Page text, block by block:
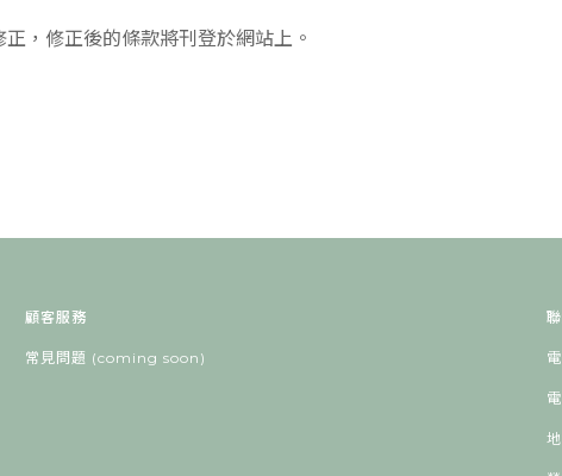
，修正後的條款將刊登於網站上。
顧客服務
常見問題 (coming soon)